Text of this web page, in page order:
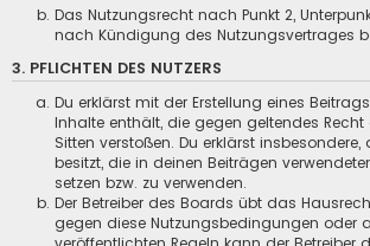
Das Nutzungsrecht nach Punkt 2,
nach Kündigung des Nutzungsvertrages
3. PFLICHTEN DES NUTZERS
Du erklärst mit der Erstellung eines
Inhalte enthält, die gegen geltendes
Sitten verstoßen. Du erklärst
besitzt, die in deinen Beiträgen
setzen bzw. zu verwenden.
Der Betreiber des Boards übt das
gegen diese Nutzungsbedingungen oder